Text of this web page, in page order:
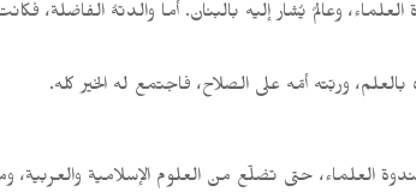
وعالمٌ يُشار إليه بالبنان. أما والدتهُ
وربّته أمّه على الصلاح، فاجتمع له الخير كله.
حتى تضلّع من العلوم الإسلامية والعربية،